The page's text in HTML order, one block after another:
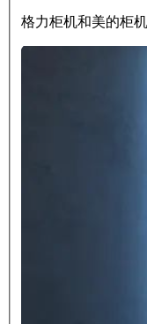
格力柜机和美的柜